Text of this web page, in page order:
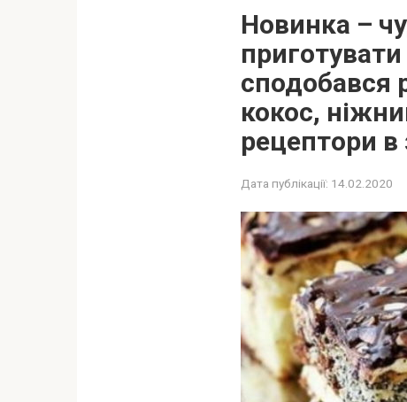
Новинка –
сподобався
кокос,
рецептори в
Дата публікації: 14.02.2020